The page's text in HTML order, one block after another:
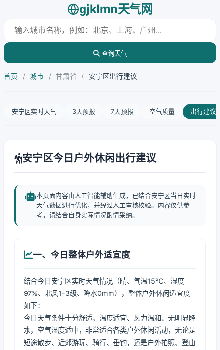
gjklmn天气网
查询天气
首页 / 城市 / 甘肃省 / 安宁区出行建议
安宁区实时天气 3天预报 7天预报 空气质量 出行建议
安宁区今日户外休闲出行建议
本页面内容由人工智能辅助生成，已结合安宁区当日实时
天气数据进行优化，并经过人工审核校验。内容仅供参
考，请结合自身实际情况酌情采纳。
一、今日整体户外适宜度
结合今日安宁区实时天气情况（晴、气温15℃、湿度
97%、北风1-3级、降水0mm），整体户外休闲适宜度
如下：
今日天气条件十分舒适，温度适宜、风力温和、无明显降
水，空气湿度适中，非常适合各类户外休闲活动，无论是
短途散步、近郊游玩、骑行、垂钓，还是户外拍照、登山